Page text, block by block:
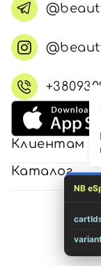
Клиентам
Каталог
©
NB